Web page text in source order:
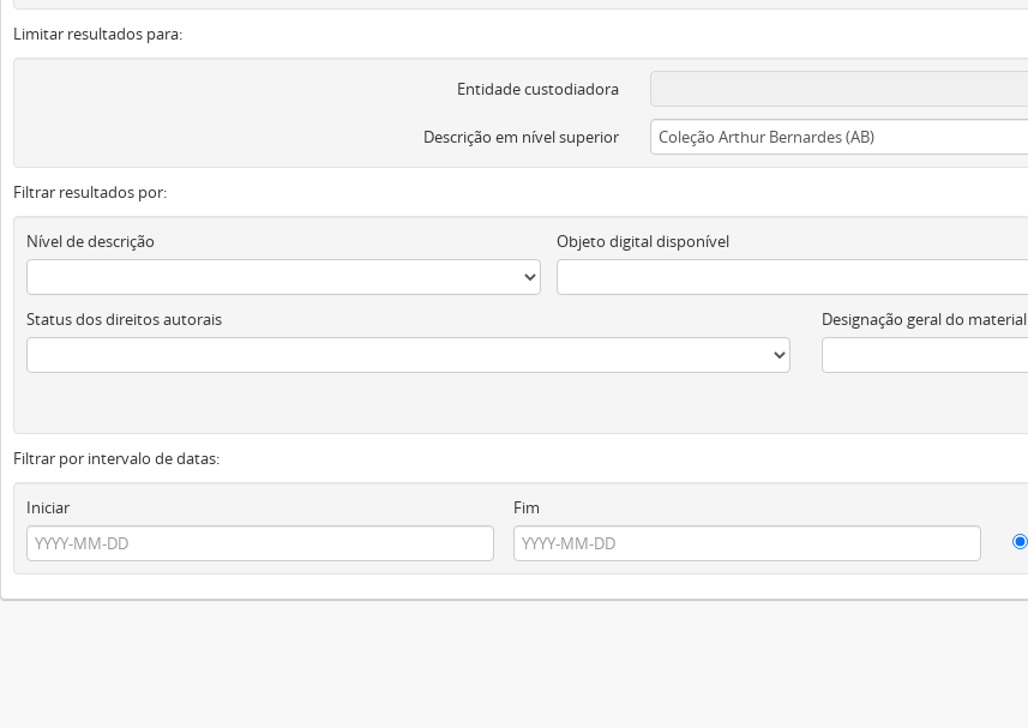
Limitar resultados para:
Entidade custodiadora
Descrição em nível superior
Filtrar resultados por:
Nível de descrição Objeto digital disponível
Status dos direitos autorais Designação geral do material
Filtrar por intervalo de datas:
Iniciar
Fim